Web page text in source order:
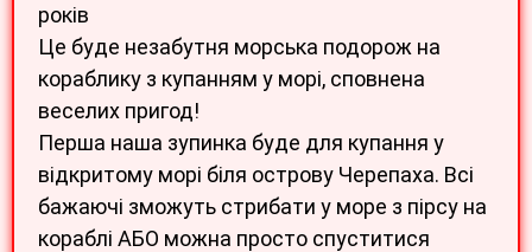
років
Це буде незабутня морська подорож на
кораблику з купанням у морі, сповнена
веселих пригод!
Перша наша зупинка буде для купання у
відкритому морі біля острову Черепаха. Всі
бажаючі зможуть стрибати у море з пірсу на
кораблі АБО можна просто спуститися